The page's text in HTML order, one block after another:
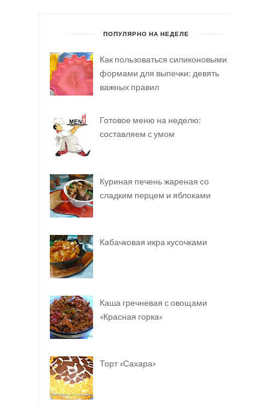
ПОПУЛЯРНО НА НЕДЕЛЕ
Как пользоваться силиконовыми
формами для выпечки: девять
важных правил
Готовое меню на неделю:
составляем с умом
Куриная печень жареная со
сладким перцем и яблоками
Кабачковая икра кусочками
Каша гречневая с овощами
«Красная горка»
Торт «Сахара»